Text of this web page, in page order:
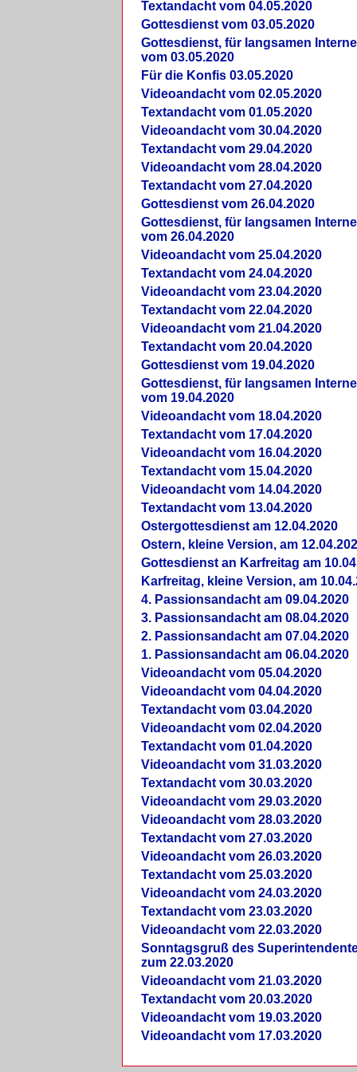
Textandacht vom 04.05.2020
Gottesdienst vom 03.05.2020
Gottesdienst, für langsamen
vom 03.05.2020
Für die Konfis 03.05.2020
Videoandacht vom 02.05.2020
Textandacht vom 01.05.2020
Videoandacht vom 30.04.2020
Textandacht vom 29.04.2020
Videoandacht vom 28.04.2020
Textandacht vom 27.04.2020
Gottesdienst vom 26.04.2020
Gottesdienst, für langsamen
vom 26.04.2020
Videoandacht vom 25.04.2020
Textandacht vom 24.04.2020
Videoandacht vom 23.04.2020
Textandacht vom 22.04.2020
Videoandacht vom 21.04.2020
Textandacht vom 20.04.2020
Gottesdienst vom 19.04.2020
Gottesdienst, für langsamen
vom 19.04.2020
Videoandacht vom 18.04.2020
Textandacht vom 17.04.2020
Videoandacht vom 16.04.2020
Textandacht vom 15.04.2020
Videoandacht vom 14.04.2020
Textandacht vom 13.04.2020
Ostergottesdienst am 12.04.2020
Ostern, kleine Version, am
Gottesdienst an Karfreitag am
Karfreitag, kleine Version, am
4. Passionsandacht am 09.04.2020
3. Passionsandacht am 08.04.2020
2. Passionsandacht am 07.04.2020
1. Passionsandacht am 06.04.2020
Videoandacht vom 05.04.2020
Videoandacht vom 04.04.2020
Textandacht vom 03.04.2020
Videoandacht vom 02.04.2020
Textandacht vom 01.04.2020
Videoandacht vom 31.03.2020
Textandacht vom 30.03.2020
Videoandacht vom 29.03.2020
Videoandacht vom 28.03.2020
Textandacht vom 27.03.2020
Videoandacht vom 26.03.2020
Textandacht vom 25.03.2020
Videoandacht vom 24.03.2020
Textandacht vom 23.03.2020
Videoandacht vom 22.03.2020
Sonntagsgruß des
zum 22.03.2020
Videoandacht vom 21.03.2020
Textandacht vom 20.03.2020
Videoandacht vom 19.03.2020
Videoandacht vom 17.03.2020